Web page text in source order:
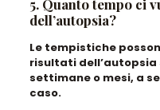
5. Quanto tempo ci
dell’autopsia?
Le tempistiche
risultati dell’autopsia
settimane o mesi, a
caso.